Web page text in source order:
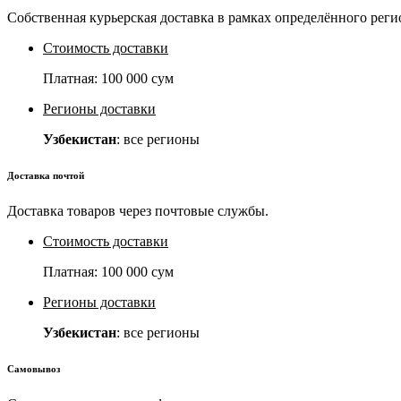
Собственная курьерская доставка в рамках определённого
Стоимость доставки
Платная: 100 000 сум
Регионы доставки
Узбекистан: все регионы
Доставка почтой
Доставка товаров через почтовые службы.
Стоимость доставки
Платная: 100 000 сум
Регионы доставки
Узбекистан: все регионы
Самовывоз